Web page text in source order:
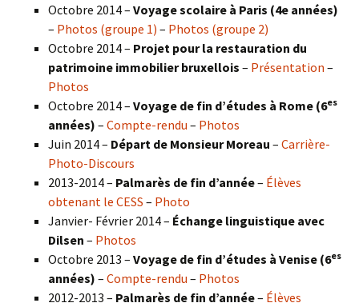
Octobre 2014 – Voyage scolaire à Paris (4e années)
– Photos (groupe 1) – Photos (groupe 2)
Octobre 2014 – Projet pour la restauration du
patrimoine immobilier bruxellois – Présentation –
Photos
Octobre 2014 – Voyage de fin d’études à Rome (6es
années) – Compte-rendu – Photos
Juin 2014 – Départ de Monsieur Moreau – Carrière-
Photo-Discours
2013-2014 – Palmarès de fin d’année– Élèves
obtenant le CESS – Photo
Janvier- Février 2014 – Échange linguistique avec
Dilsen – Photos
Octobre 2013 – Voyage de fin d’études à Venise (6es
années) – Compte-rendu – Photos
2012-2013 – Palmarès de fin d’année– Élèves